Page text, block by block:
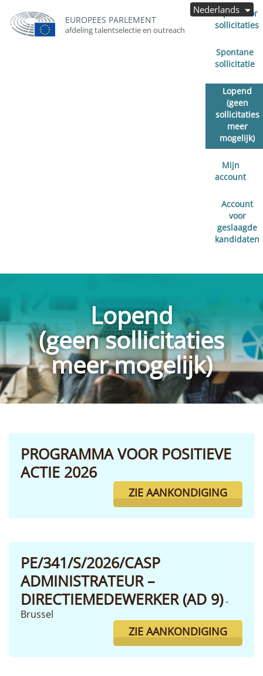
EUROPEES PARLEMENT
afdeling talentselectie en outreach
Open voor
sollicitaties
Spontane
sollicitatie
Lopend
(geen
sollicitaties
meer
mogelijk)
Mijn
account
Account
voor
geslaagde
kandidaten
Nederlands
Lopend
(geen sollicitaties
meer mogelijk)
PROGRAMMA VOOR POSITIEVE
ACTIE 2026
ZIE AANKONDIGING
PE/341/S/2026/CASP
ADMINISTRATEUR –
DIRECTIEMEDEWERKER (AD 9)-
Brussel
ZIE AANKONDIGING